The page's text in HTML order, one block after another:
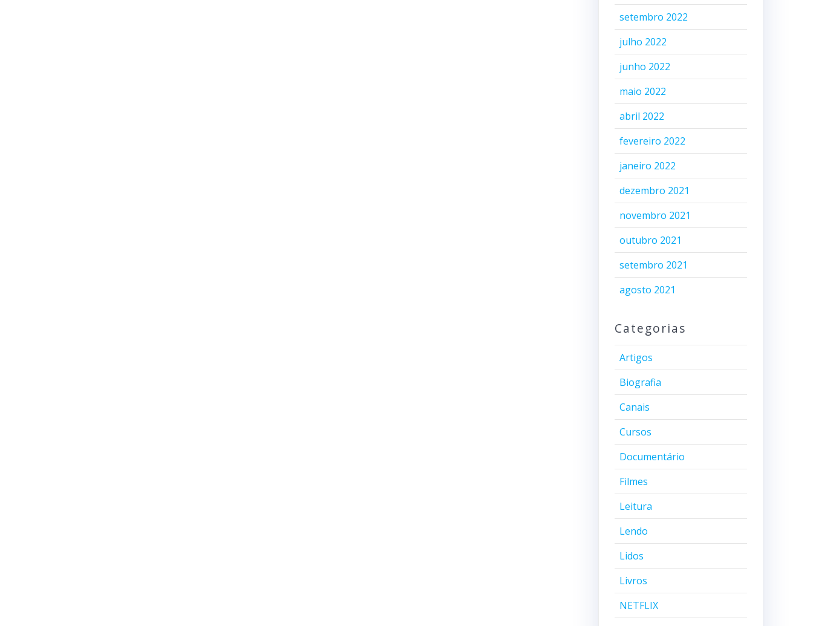
setembro 2022
julho 2022
junho 2022
maio 2022
abril 2022
fevereiro 2022
janeiro 2022
dezembro 2021
novembro 2021
outubro 2021
setembro 2021
agosto 2021
Categorias
Artigos
Biografia
Canais
Cursos
Documentário
Filmes
Leitura
Lendo
Lidos
Livros
NETFLIX